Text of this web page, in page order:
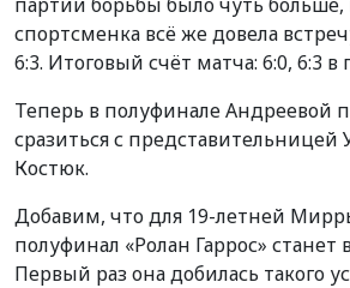
спортсменка всё же довела
6:3. Итоговый счёт матча: 6:0, 6:3
Теперь в полуфинале Андреевой
сразиться с
Костюк.
Добавим, что для 19-летней
полуфинал «Ролан Гаррос» станет
Первый раз она добилась такого